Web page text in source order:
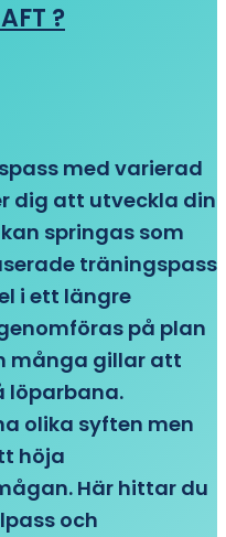
?
med varierad
dig att utveckla din
springas som
träningspass
i ett längre
på plan
många gillar att
löparbana.
olika syften men
höja
Här hittar du
och